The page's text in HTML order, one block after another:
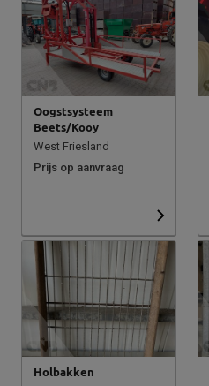
Oogstsysteem
Beets/Kooy
West Friesland
Prijs op aanvraag
Holbakken